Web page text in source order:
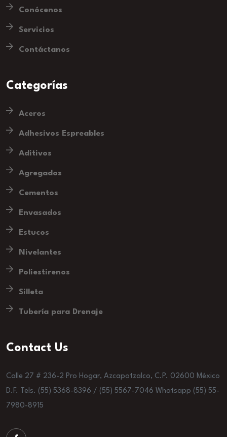
Conócenos
Servicios
Contáctanos
Categorías
Aceros
Adhesivos Espreables
Aditivos
Agregados
Cementos
Envasados
Estucos
Nivelantes
Poliestirenos
Silleta
Tubería para Drenaje
Contact Us
Calle 27 # 236-2 Pro Hogar, Azcapotzalco, C.P. 02600 México
D.F. Tels. (55) 5368-8396 / (55) 5567-7046 Whatsapp (55) 55-
7980-8915